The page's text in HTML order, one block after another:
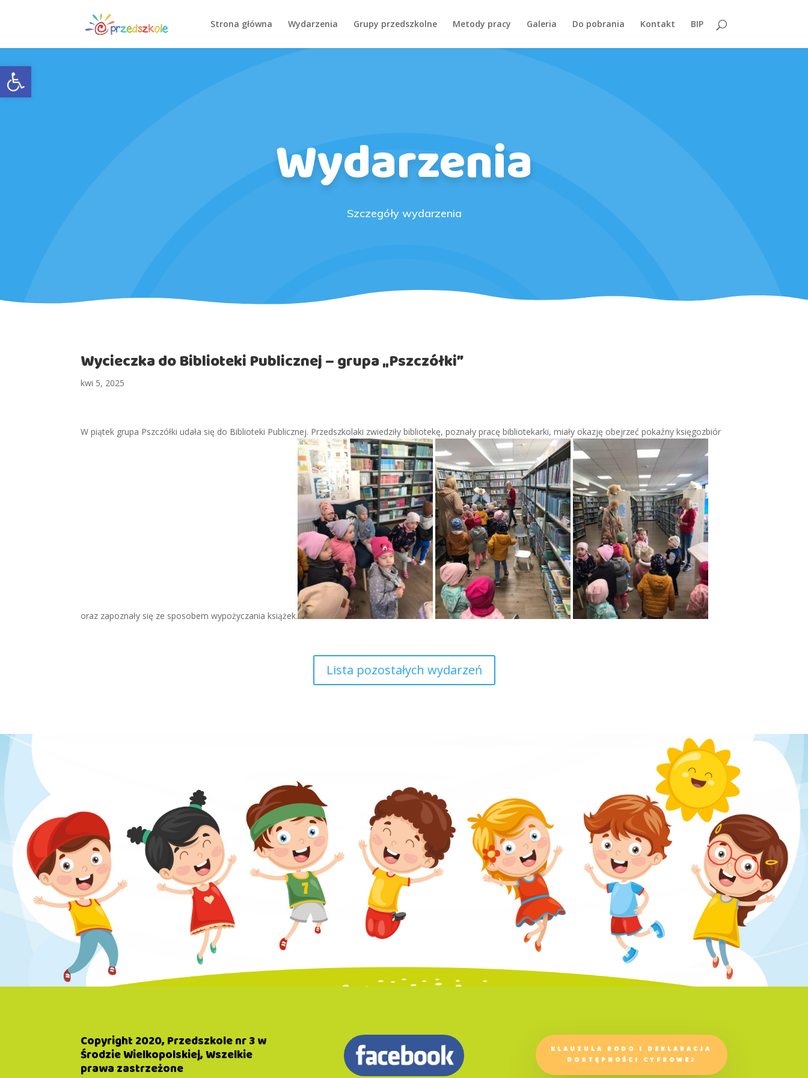
Open toolbar
Strona główna Wydarzenia Grupy przedszkolne Metody pracy Galeria Do pobrania Kontakt BIP
Wydarzenia
Szczegóły wydarzenia
Wycieczka do Biblioteki Publicznej – grupa „Pszczółki”
kwi 5, 2025
W piątek grupa Pszczółki udała się do Biblioteki Publicznej. Przedszkolaki zwiedziły bibliotekę, poznały pracę bibliotekarki, miały okazję obejrzeć pokaźny księgozbiór
oraz zapoznały się ze sposobem wypożyczania książek.
Lista pozostałych wydarzeń
Copyright 2020, Przedszkole nr 3 w
Środzie Wielkopolskiej, Wszelkie
prawa zastrzeżone
KLAUZULA RODO I DEKLARACJA
DOSTĘPNOŚCI CYFROWEJ